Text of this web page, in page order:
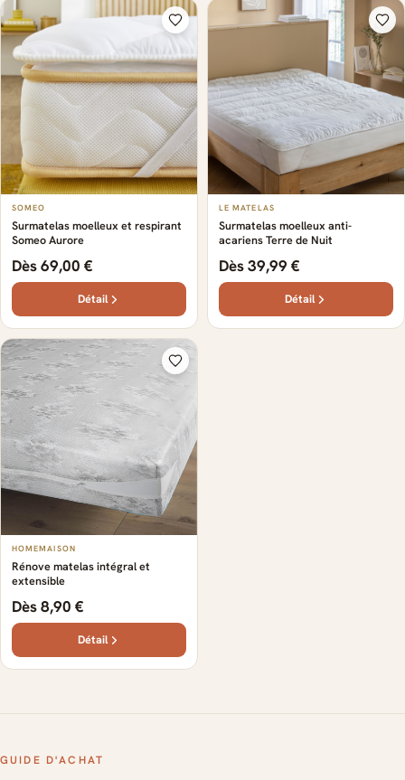
SOMEO
Surmatelas moelleux et respirant
Someo Aurore
Dès 69,00 €
Détail
LE MATELAS
Surmatelas moelleux anti-
acariens Terre de Nuit
Dès 39,99 €
Détail
HOMEMAISON
Rénove matelas intégral et
extensible
Dès 8,90 €
Détail
GUIDE D'ACHAT